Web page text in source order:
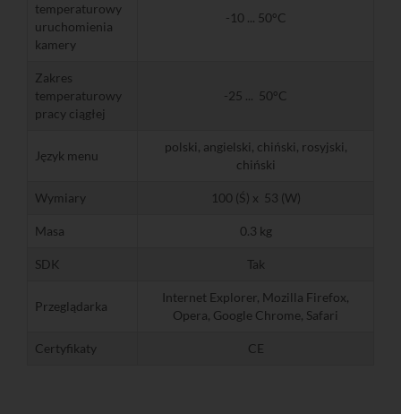
temperaturowy
uruchomienia
kamery
-10 ... 50°C
Zakres
temperaturowy
pracy ciągłej
-25 ... 50°C
Język menu
polski, angielski, chiński, rosyjski,
chiński
Wymiary 100 (Ś) x 53 (W)
Masa 0.3 kg
SDK Tak
Przeglądarka
Internet Explorer, Mozilla Firefox,
Opera, Google Chrome, Safari
Certyfikaty CE